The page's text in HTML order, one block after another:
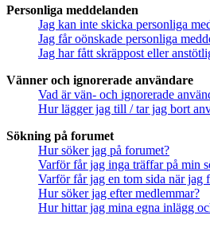
Personliga meddelanden
Jag kan inte skicka personliga
Jag får oönskade personliga
Jag har fått skräppost eller
Vänner och ignorerade användare
Vad är vän- och ignorerade
Hur lägger jag till / tar jag bort
Sökning på forumet
Hur söker jag på forumet?
Varför får jag inga träffar på min
Varför får jag en tom sida när jag
Hur söker jag efter medlemmar?
Hur hittar jag mina egna inlägg